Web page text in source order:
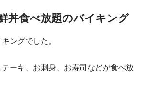
丼食べ放題のバイキング
ングでした。
ーキ、お刺身、お寿司などが食べ放